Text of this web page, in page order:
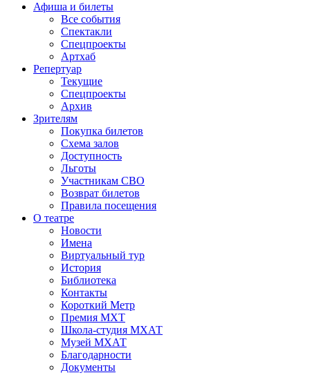
Афиша и билеты
Все события
Спектакли
Спецпроекты
Артхаб
Репертуар
Текущие
Спецпроекты
Архив
Зрителям
Покупка билетов
Схема залов
Доступность
Льготы
Участникам СВО
Возврат билетов
Правила посещения
О театре
Новости
Имена
Виртуальный тур
История
Библиотека
Контакты
Короткий Метр
Премия МХТ
Школа-студия МХАТ
Музей МХАТ
Благодарности
Документы